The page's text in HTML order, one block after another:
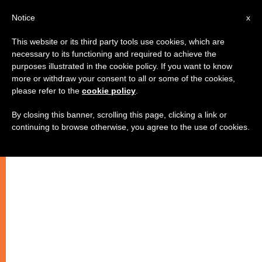
أين نحن من روح بولس الرسول
في زمن يحتاج إلى الحرية الحقة أكثر من
x
Notice
This website or its third party tools use cookies, which are
necessary to its functioning and required to achieve the
purposes illustrated in the cookie policy. If you want to know
more or withdraw your consent to all or some of the cookies,
please refer to the cookie policy
By closing this banner, scrolling this page, clicking a link or
continuing to browse otherwise, you agree to the use of cookies.